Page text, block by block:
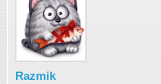
Razmik